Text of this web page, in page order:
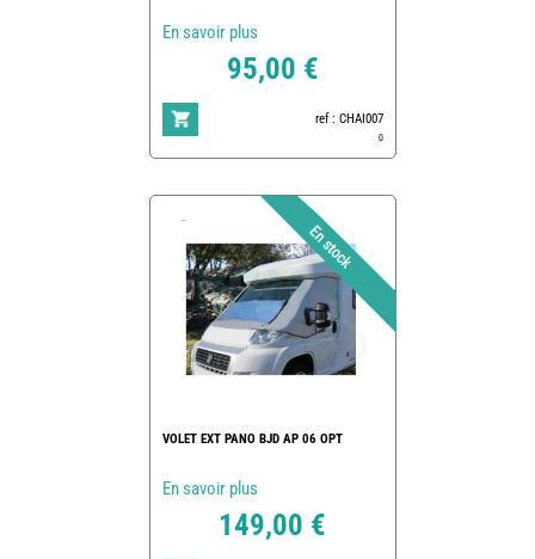
En savoir plus
95,00 €
ref : CHAI007
0
VOLET EXT PANO BJD AP 06 OPT
En savoir plus
149,00 €